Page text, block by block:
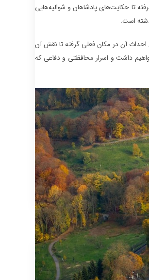
تا حکایت‌های پادشاهان و شوالیه‌هایی
است.
احداث آن در مکان فعلی گرفته تا نقش آن
داشت و اسرار محافظتی و دفاعی که